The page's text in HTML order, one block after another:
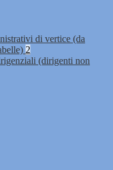
di vertice (da
2
(dirigenti non